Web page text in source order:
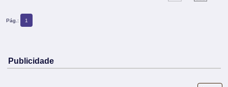
Pág.: 1
Publicidade